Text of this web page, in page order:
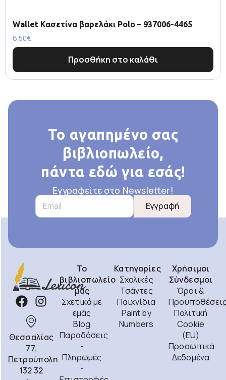
Wallet Κασετίνα βαρελάκι Polo – 937006-4465
6.50€
Προσθήκη στο καλάθι
Το αγαπημένο σας
βιβλιοπωλείο,
πάντα εδώ για εσάς!
Εγγραφείτε στο Newsletter!
Εγγραφή
Θεσσαλίας
77,
Πετρούπολη
132 32
Το
βιβλιοπωλείο
μας
Σχετικά με
εμάς
Blog
Παραδόσεις
-
Πληρωμές
-
Κατηγορίες
Σχολικές
Τσάντες
Παιχνίδια
Paint by
Numbers
Χρήσιμοι
Σύνδεσμοι
Όροι &
Πολιτική
Cookie
(EU)
Προσωπικά
Δεδομένα